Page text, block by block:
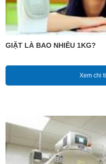
GIẶT LÀ BAO NHIÊU 1KG?
Xem chi